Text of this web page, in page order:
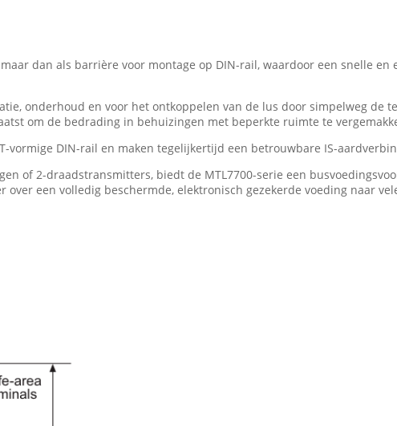
dan als barrière voor montage op DIN-rail, waardoor een snelle
onderhoud en voor het ontkoppelen van de lus door simpelweg de
om de bedrading in behuizingen met beperkte ruimte te
vormige DIN-rail en maken tegelijkertijd een betrouwbare IS-
of 2-draadstransmitters, biedt de MTL7700-serie een
een volledig beschermde, elektronisch gezekerde voeding naar